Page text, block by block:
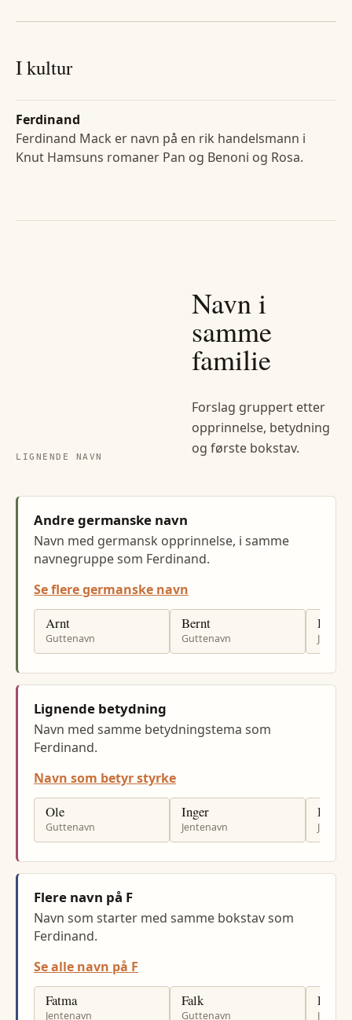
I kultur
Ferdinand
Ferdinand Mack er navn på en rik handelsmann i
Knut Hamsuns romaner Pan og Benoni og Rosa.
LIGNENDE NAVN
Navn i
samme
familie
Forslag gruppert etter
opprinnelse, betydning
og første bokstav.
Andre germanske navn
Navn med germansk opprinnelse, i samme
navnegruppe som Ferdinand.
Se flere germanske navn
Arnt
Guttenavn
Bernt
Guttenavn
Lignende betydning
Navn med samme betydningstema som
Ferdinand.
Navn som betyr styrke
Ole
Guttenavn
Inger
Jentenavn
Hilde
Flere navn på F
Navn som starter med samme bokstav som
Ferdinand.
Se alle navn på F
Fatma
Jentenavn
Falk
Guttenavn
Farah